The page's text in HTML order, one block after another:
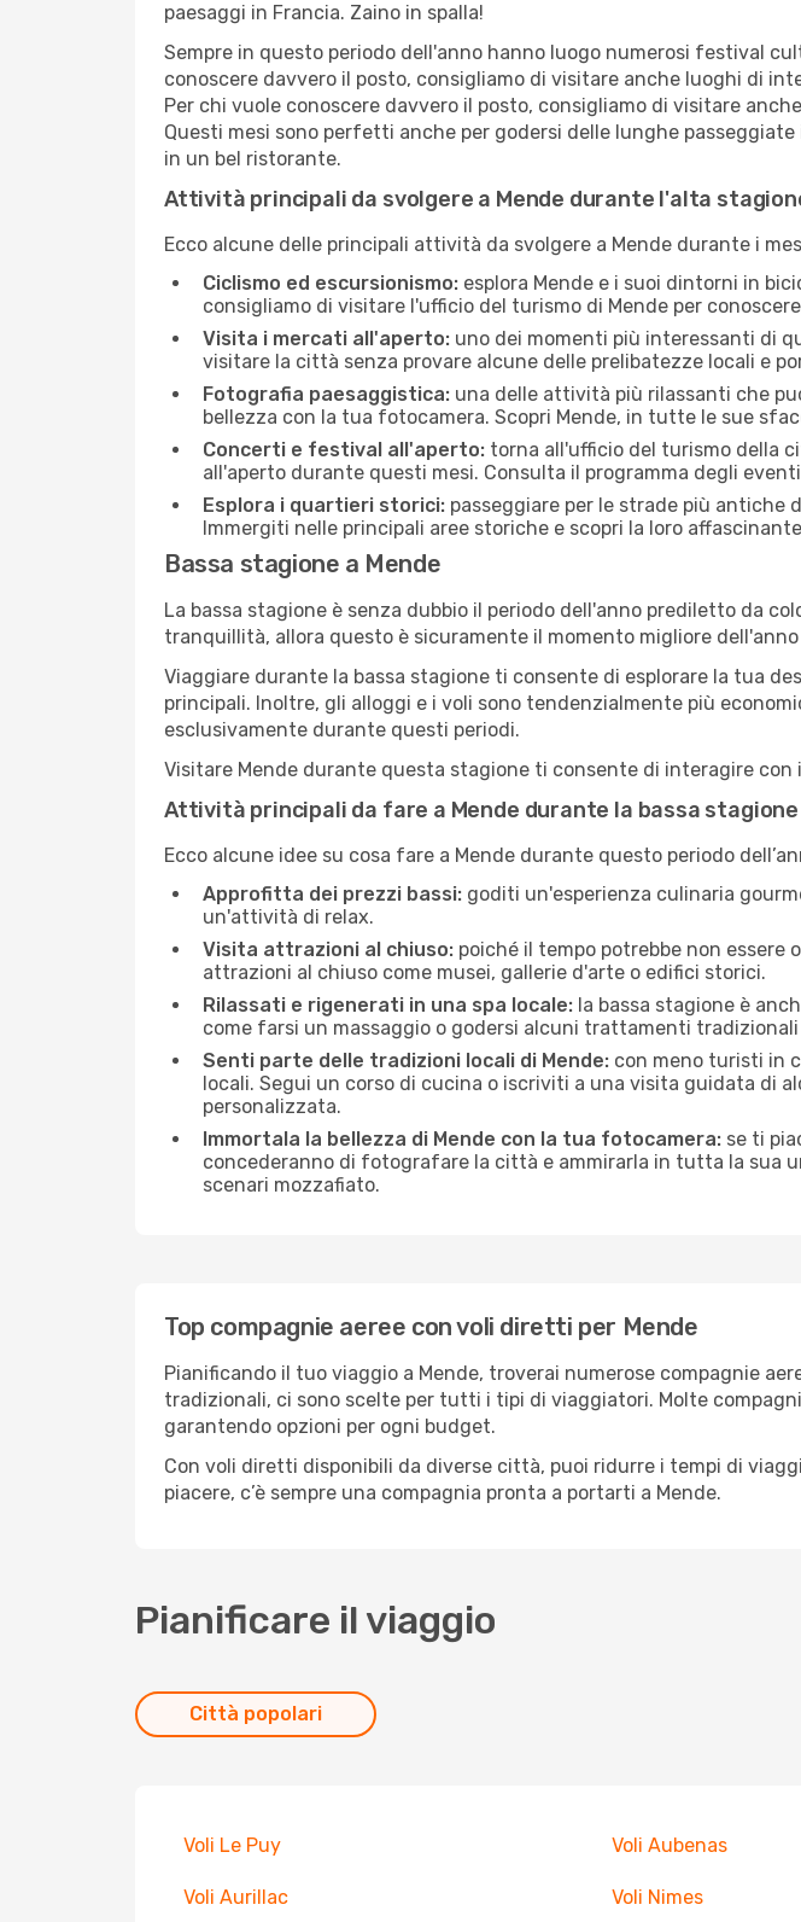
paesaggi in Francia. Zaino in spalla!
Sempre in questo periodo dell'anno hanno luogo numerosi festival
conoscere davvero il posto, consigliamo di visitare anche luoghi di
Per chi vuole conoscere davvero il posto, consigliamo di visitare
Questi mesi sono perfetti anche per godersi delle lunghe
in un bel ristorante.
Attività principali da svolgere a Mende durante l'alta
Ecco alcune delle principali attività da svolgere a Mende durante i
Ciclismo ed escursionismo: esplora Mende e i suoi dintorni in
consigliamo di visitare l'ufficio del turismo di Mende per
Visita i mercati all'aperto: uno dei momenti più interessanti di
visitare la città senza provare alcune delle prelibatezze locali e
Fotografia paesaggistica: una delle attività più rilassanti che
bellezza con la tua fotocamera. Scopri Mende, in tutte le sue
Concerti e festival all'aperto: torna all'ufficio del turismo della
all'aperto durante questi mesi. Consulta il programma degli
Esplora i quartieri storici: passeggiare per le strade più
Immergiti nelle principali aree storiche e scopri la loro
Bassa stagione a Mende
La bassa stagione è senza dubbio il periodo dell'anno prediletto da
tranquillità, allora questo è sicuramente il momento migliore
Viaggiare durante la bassa stagione ti consente di esplorare la tua
principali. Inoltre, gli alloggi e i voli sono tendenzialmente più
esclusivamente durante questi periodi.
Visitare Mende durante questa stagione ti consente di interagire
Attività principali da fare a Mende durante la bassa stagione
Ecco alcune idee su cosa fare a Mende durante questo periodo
Approfitta dei prezzi bassi: goditi un'esperienza culinaria
un'attività di relax.
Visita attrazioni al chiuso: poiché il tempo potrebbe non
attrazioni al chiuso come musei, gallerie d'arte o edifici storici.
Rilassati e rigenerati in una spa locale: la bassa stagione è
come farsi un massaggio o godersi alcuni trattamenti
Senti parte delle tradizioni locali di Mende: con meno turisti in
locali. Segui un corso di cucina o iscriviti a una visita guidata di
personalizzata.
Immortala la bellezza di Mende con la tua fotocamera: se ti
concederanno di fotografare la città e ammirarla in tutta la sua
scenari mozzafiato.
Top compagnie aeree con voli diretti per Mende
Pianificando il tuo viaggio a Mende, troverai numerose compagnie
tradizionali, ci sono scelte per tutti i tipi di viaggiatori. Molte
garantendo opzioni per ogni budget.
Con voli diretti disponibili da diverse città, puoi ridurre i tempi di
piacere, c’è sempre una compagnia pronta a portarti a Mende.
Pianificare il viaggio
Città popolari
Voli Le Puy Voli Aubenas
Voli Aurillac Voli Nimes